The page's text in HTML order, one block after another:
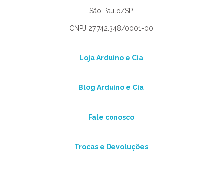
São Paulo/SP
CNPJ 27.742.348/0001-00
Loja Arduino e Cia
Blog Arduino e Cia
Fale conosco
Trocas e Devoluções